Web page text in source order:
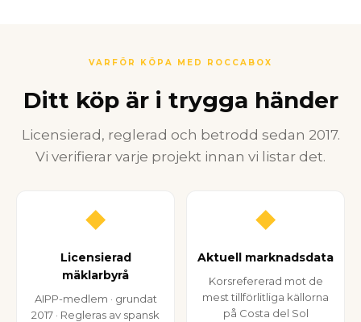
VARFÖR KÖPA MED ROCCABOX
Ditt köp är i trygga händer
Licensierad, reglerad och betrodd sedan 2017.
Vi verifierar varje projekt innan vi listar det.
◆
Licensierad
mäklarbyrå
AIPP-medlem · grundat
2017 · Regleras av spansk
◆
Aktuell marknadsdata
Korsrefererad mot de
mest tillförlitliga källorna
på Costa del Sol